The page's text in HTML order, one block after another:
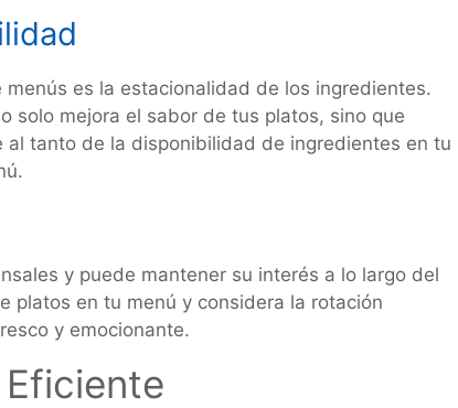
es la estacionalidad de los ingredientes.
solo mejora el sabor de tus platos, sino que
tanto de la disponibilidad de ingredientes en tu
y puede mantener su interés a lo largo del
platos en tu menú y considera la rotación
y emocionante.